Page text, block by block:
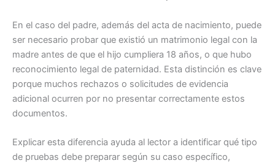
En el caso del padre, además del acta de nacimiento, puede
ser necesario probar que existió un matrimonio legal con la
madre antes de que el hijo cumpliera 18 años, o que hubo
reconocimiento legal de paternidad. Esta distinción es clave
porque muchos rechazos o solicitudes de evidencia
adicional ocurren por no presentar correctamente estos
documentos.
Explicar esta diferencia ayuda al lector a identificar qué tipo
de pruebas debe preparar según su caso específico,